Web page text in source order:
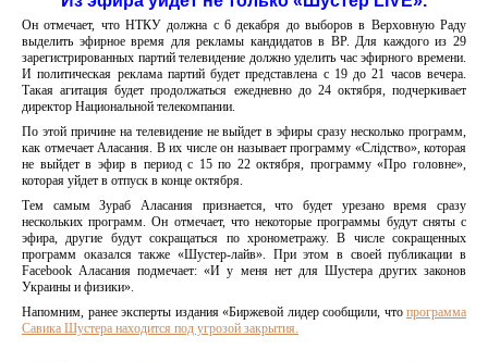
Он отмечает, что НТКУ должна с 6 декабря до выборов в Верховную Раду
выделить эфирное время для рекламы кандидатов в ВР. Для каждого из 29
зарегистрированных партий телевидение должно уделить час эфирного времени.
И политическая реклама партий будет представлена с 19 до 21 часов вечера.
Такая агитация будет продолжаться ежедневно до 24 октября, подчеркивает
директор Национальной телекомпании.
По этой причине на телевидение не выйдет в эфиры сразу несколько программ,
как отмечает Аласания. В их числе он называет программу «Слідство», которая
не выйдет в эфир в период с 15 по 22 октября, программу «Про головне»,
которая уйдет в отпуск в конце октября.
Тем самым Зураб Аласания признается, что будет урезано время сразу
нескольких программ. Он отмечает, что некоторые программы будут сняты с
эфира, другие будут сокращаться по хронометражу. В числе сокращенных
программ оказался также «Шустер-лайв». При этом в своей публикации в
Facebook Аласания подмечает: «И у меня нет для Шустера других законов
Украины и физики».
Напомним, ранее эксперты издания «Биржевой лидер сообщили, что программа
Савика Шустера находится под угрозой закрытия.